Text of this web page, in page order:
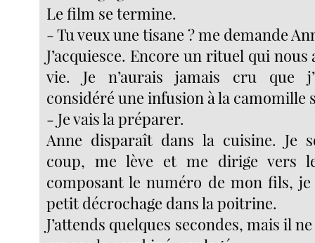
Le film se termine.
- Tu veux une tisane ? me demande
J’acquiesce. Encore un rituel qui
vie. Je n’aurais jamais cru que
considéré une infusion à la camomille
- Je vais la préparer.
Anne disparaît dans la cuisine. Je
coup, me lève et me dirige vers
composant le numéro de mon fils,
petit décrochage dans la poitrine.
J’attends quelques secondes, mais il